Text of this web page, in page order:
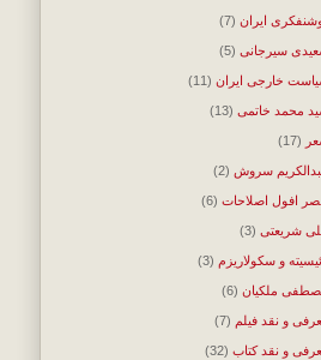
ایران (7)
سیرجانی (5)
خارجی ایران (11)
محمد خاتمی (13)
(17)
سروش (2)
افول اصلاحات (6)
شریعتی (3)
و سکولاریزم (3)
ملکیان (6)
و نقد فیلم (7)
و نقد کتاب (32)